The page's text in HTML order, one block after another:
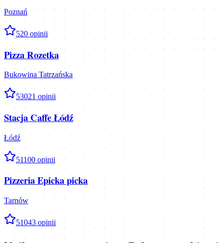
Poznań
520 opinii
Pizza Rozetka
Bukowina Tatrzańska
53021 opinii
Stacja Caffe Łódź
Łódź
51100 opinii
Pizzeria Epicka picka
Tarnów
51043 opinii